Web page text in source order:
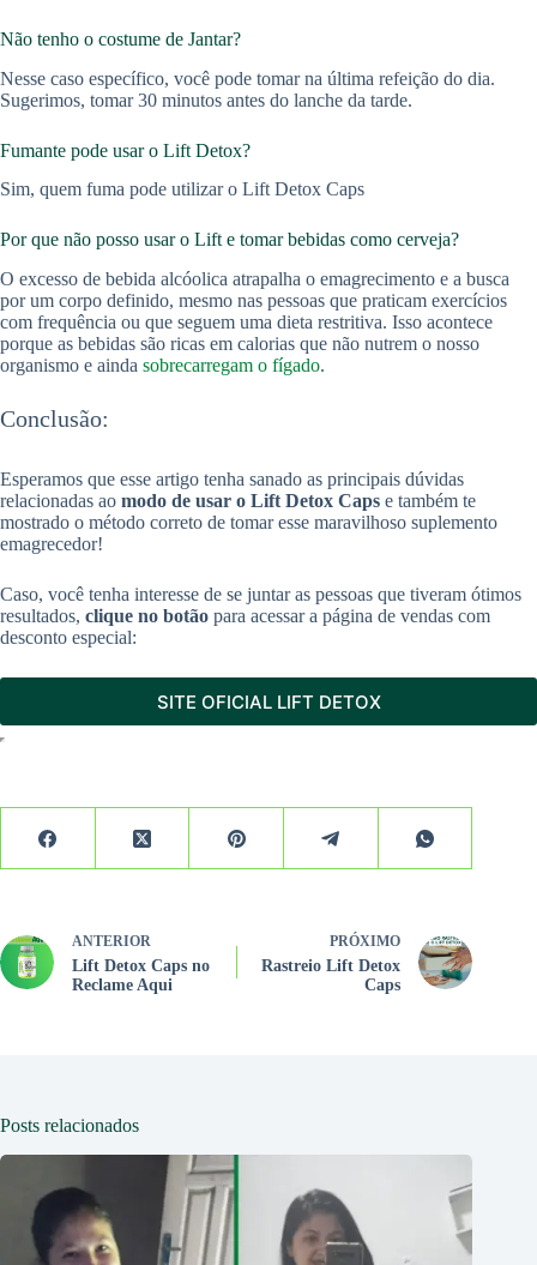
Não tenho o costume de Jantar?
Nesse caso específico, você pode tomar na última refeição do dia.
Sugerimos, tomar 30 minutos antes do lanche da tarde.
Fumante pode usar o Lift Detox?
Sim, quem fuma pode utilizar o Lift Detox Caps
Por que não posso usar o Lift e tomar bebidas como cerveja?
O excesso de bebida alcóolica atrapalha o emagrecimento e a busca
por um corpo definido, mesmo nas pessoas que praticam exercícios
com frequência ou que seguem uma dieta restritiva. Isso acontece
porque as bebidas são ricas em calorias que não nutrem o nosso
organismo e ainda sobrecarregam o fígado.
Conclusão:
Esperamos que esse artigo tenha sanado as principais dúvidas
relacionadas ao modo de usar o Lift Detox Caps e também te
mostrado o método correto de tomar esse maravilhoso suplemento
emagrecedor!
Caso, você tenha interesse de se juntar as pessoas que tiveram ótimos
resultados, clique no botão para acessar a página de vendas com
desconto especial:
SITE OFICIAL LIFT DETOX
ANTERIOR
Lift Detox Caps no
Reclame Aqui
PRÓXIMO
Rastreio Lift Detox
Caps
Posts relacionados